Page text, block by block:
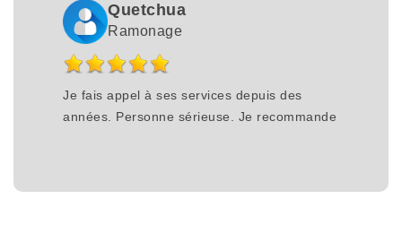
Quetchua
Ramonage
Je fais appel à ses services depuis des
années. Personne sérieuse. Je recommande